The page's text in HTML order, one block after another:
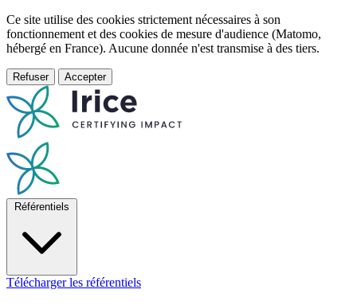
Ce site utilise des cookies strictement nécessaires à son
fonctionnement et des cookies de mesure d'audience (Matomo,
hébergé en France). Aucune donnée n'est transmise à des tiers.
Refuser Accepter
Référentiels
Télécharger les référentiels